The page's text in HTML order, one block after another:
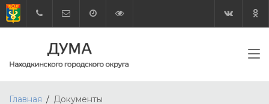
Главная Документы